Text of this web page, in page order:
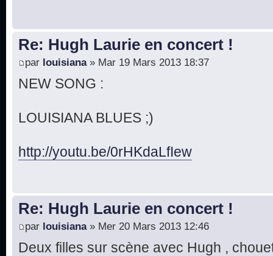
Re: Hugh Laurie en concert !
par louisiana» Mar 19 Mars 2013 18:37
NEW SONG :
LOUISIANA BLUES ;)
http://youtu.be/0rHKdaLfIew
Re: Hugh Laurie en concert !
par louisiana» Mer 20 Mars 2013 12:46
Deux filles sur scène avec Hugh ,